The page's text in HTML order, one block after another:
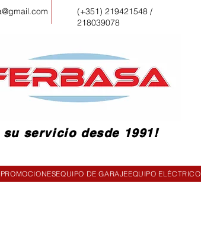
(+351) 219421548 /
218039078
su servicio desde 1991!
PROMOCIONESEQUIPO DE GARAJEEQUIPO ELÉCTRICO